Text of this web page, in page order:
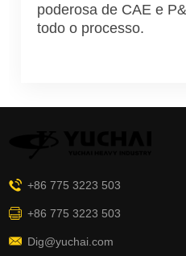
poderosa de CAE e
todo o processo.
+86 775 3223 503
+86 775 3223 503
Dig@yuchai.com